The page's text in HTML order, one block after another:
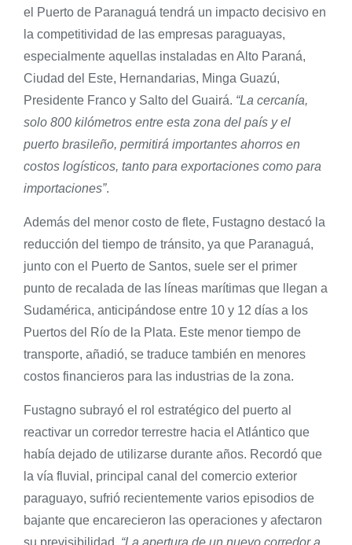
el Puerto de Paranaguá tendrá un impacto decisivo en
la competitividad de las empresas paraguayas,
especialmente aquellas instaladas en Alto Paraná,
Ciudad del Este, Hernandarias, Minga Guazú,
Presidente Franco y Salto del Guairá. “La cercanía,
solo 800 kilómetros entre esta zona del país y el
puerto brasileño, permitirá importantes ahorros en
costos logísticos, tanto para exportaciones como para
importaciones”.
Además del menor costo de flete, Fustagno destacó la
reducción del tiempo de tránsito, ya que Paranaguá,
junto con el Puerto de Santos, suele ser el primer
punto de recalada de las líneas marítimas que llegan a
Sudamérica, anticipándose entre 10 y 12 días a los
Puertos del Río de la Plata. Este menor tiempo de
transporte, añadió, se traduce también en menores
costos financieros para las industrias de la zona.
Fustagno subrayó el rol estratégico del puerto al
reactivar un corredor terrestre hacia el Atlántico que
había dejado de utilizarse durante años. Recordó que
la vía fluvial, principal canal del comercio exterior
paraguayo, sufrió recientemente varios episodios de
bajante que encarecieron las operaciones y afectaron
su previsibilidad. “La apertura de un nuevo corredor a